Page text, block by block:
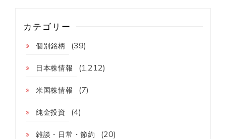
カテゴリー
個別銘柄 (39)
日本株情報 (1,212)
米国株情報 (7)
純金投資 (4)
雑談・日常・節約 (20)